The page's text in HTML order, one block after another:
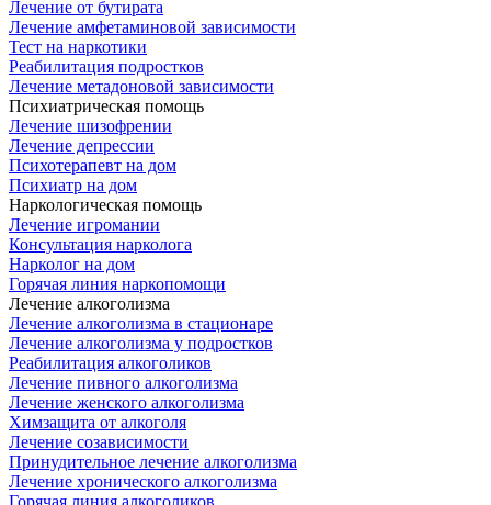
Лечение от бутирата
Лечение амфетаминовой зависимости
Тест на наркотики
Реабилитация подростков
Лечение метадоновой зависимости
Психиатрическая помощь
Лечение шизофрении
Лечение депрессии
Психотерапевт на дом
Психиатр на дом
Наркологическая помощь
Лечение игромании
Консультация нарколога
Нарколог на дом
Горячая линия наркопомощи
Лечение алкоголизма
Лечение алкоголизма в стационаре
Лечение алкоголизма у подростков
Реабилитация алкоголиков
Лечение пивного алкоголизма
Лечение женского алкоголизма
Химзащита от алкоголя
Лечение созависимости
Принудительное лечение алкоголизма
Лечение хронического алкоголизма
Горячая линия алкоголиков